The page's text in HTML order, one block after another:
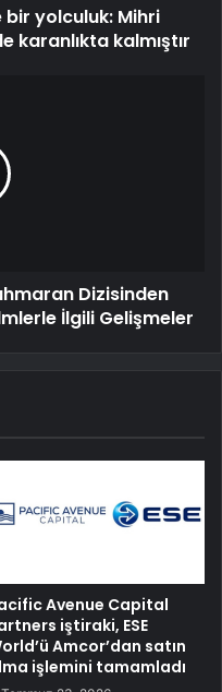
bir yolculuk: Mihri
karanlıkta kalmıştır
Dizisinden
İlgili Gelişmeler
Avenue Capital
iştiraki, ESE
Amcor’dan satın
işlemini tamamladı